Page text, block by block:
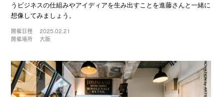
うビジネスの仕組みやアイディアを生み出すことを進藤さんと一緒に
想像してみましょう。
開催日程
2025.02.21
開催場所
大阪